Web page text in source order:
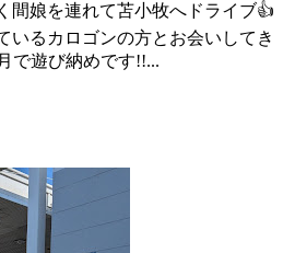
間娘を連れて苫小牧へドライブ👍
いるカロゴンの方とお会いしてき
で遊び納めです!!...